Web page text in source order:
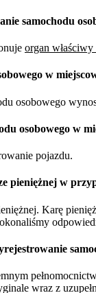
samochodu
organ
w
osobowego
osobowego w
pojazdu.
pieniężnej w
Karę
wraz z